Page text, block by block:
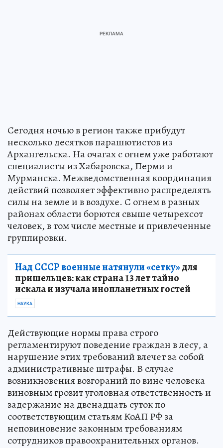
Сегодня ночью в регион также прибудут
несколько десятков парашютистов из
Архангельска. На очагах с огнем уже работают
специалисты из Хабаровска, Перми и
Мурманска. Межведомственная координация
действий позволяет эффективно распределять
силы на земле и в воздухе. С огнем в разных
районах области борются свыше четырехсот
человек, в том числе местные и привлеченные
группировки.
Над СССР военные натянули «сетку»для
пришельцев: как страна 13 лет тайно
искала и изучала инопланетных гостей
НАУКА
Действующие нормы права строго
регламентируют поведение граждан в лесу, а
нарушение этих требований влечет за собой
административные штрафы. В случае
возникновения возгораний по вине человека
виновным грозит уголовная ответственность и
задержание на двенадцать суток по
соответствующим статьям КоАП РФ за
неповиновение законным требованиям
сотрудников правоохранительных органов.